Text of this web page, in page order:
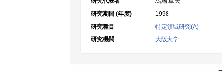
研究期間 (年度)
1998
研究種目
特定領域研究(A)
研究機関
大阪大学